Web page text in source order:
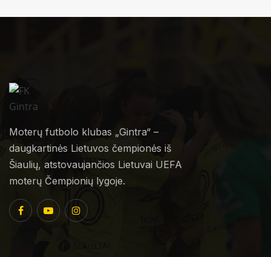
Moterų futbolo klubas „Gintra“ –
daugkartinės Lietuvos čempionės iš
Šiaulių, atstovaujančios Lietuvai UEFA
moterų Čempionių lygoje.